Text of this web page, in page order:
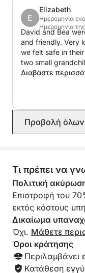
παρέχουν μια
ταίρι σε αυτή
Θέλετε να
catering,
για να
πραγματικά
E
Elizabeth
Ημερομηνία
Ημερομηνία
David and Bea
and friendly. Very knowledgeable and
we felt safe in
two small
was particularly
Διαβάστε
Προβολή όλων
Τι πρέπει να
Πολιτική
Επιστροφή του
εκτός κόστους
Δικαίωμα
Όχι. Μάθετε
Όροι κράτησης
Περιλαμβάνει
Κατάθεση